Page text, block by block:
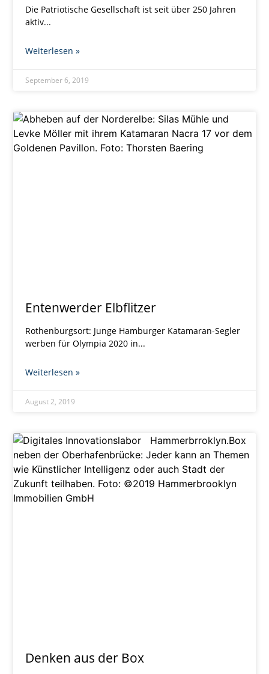
Die Patriotische Gesellschaft ist seit über 250 Jahren
aktiv
Weiterlesen »
September 6, 2019
Entenwerder Elbflitzer
Rothenburgsort: Junge Hamburger Katamaran-Segler
werben für Olympia 2020 in
Weiterlesen »
August 2, 2019
Denken aus der Box